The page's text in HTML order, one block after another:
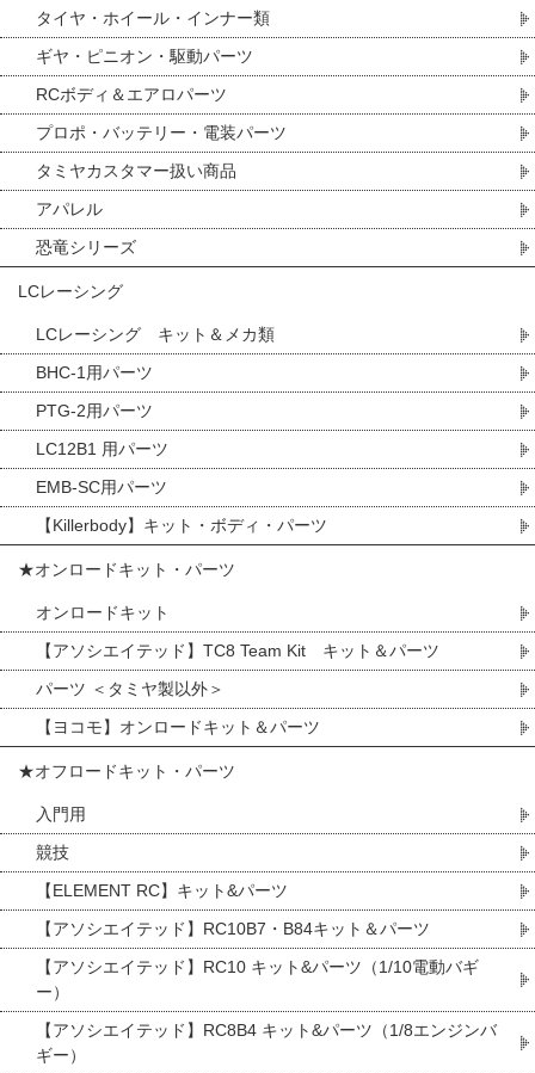
タイヤ・ホイール・インナー類
ギヤ・ピニオン・駆動パーツ
RCボディ＆エアロパーツ
プロポ・バッテリー・電装パーツ
タミヤカスタマー扱い商品
アパレル
恐竜シリーズ
LCレーシング
LCレーシング キット＆メカ類
BHC-1用パーツ
PTG-2用パーツ
LC12B1 用パーツ
EMB-SC用パーツ
【Killerbody】キット・ボディ・パーツ
★オンロードキット・パーツ
オンロードキット
【アソシエイテッド】TC8 Team Kit キット＆パーツ
パーツ ＜タミヤ製以外＞
【ヨコモ】オンロードキット＆パーツ
★オフロードキット・パーツ
入門用
競技
【ELEMENT RC】キット&パーツ
【アソシエイテッド】RC10B7・B84キット＆パーツ
【アソシエイテッド】RC10 キット&パーツ（1/10電動バギ
ー）
【アソシエイテッド】RC8B4 キット&パーツ（1/8エンジンバ
ギー）